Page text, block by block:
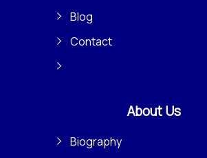
Blog
Contact
About Us
Biography